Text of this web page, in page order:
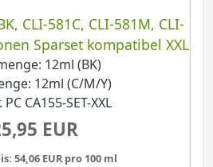
CLI-581C, CLI-581M, CLI-
Sparset kompatibel XXL
12ml (BK)
12ml (C/M/Y)
CA155-SET-XXL
EUR
54,06 EUR pro 100 ml